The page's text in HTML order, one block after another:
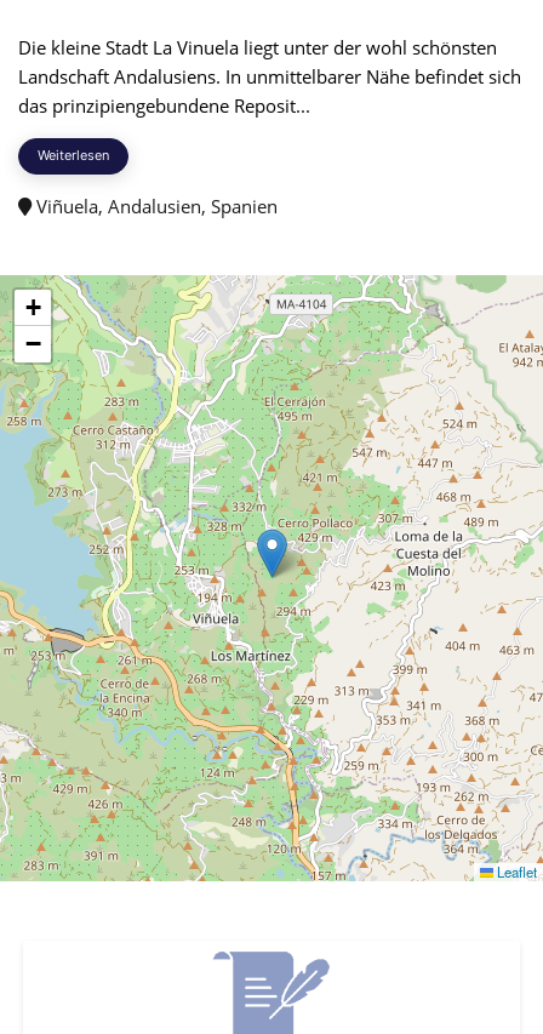
Die kleine Stadt La Vinuela liegt unter der wohl schönsten
Landschaft Andalusiens. In unmittelbarer Nähe befindet sich
das prinzipiengebundene Reposit...
Weiterlesen
Viñuela, Andalusien, Spanien
+
−
Leaflet